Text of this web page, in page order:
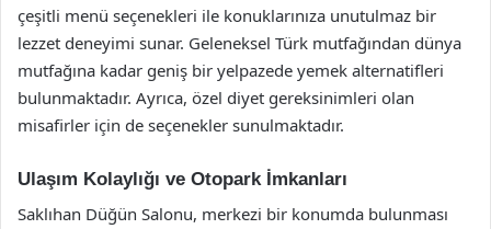
çeşitli menü seçenekleri ile konuklarınıza unutulmaz bir
lezzet deneyimi sunar. Geleneksel Türk mutfağından dünya
mutfağına kadar geniş bir yelpazede yemek alternatifleri
bulunmaktadır. Ayrıca, özel diyet gereksinimleri olan
misafirler için de seçenekler sunulmaktadır.
Ulaşım Kolaylığı ve Otopark İmkanları
Saklıhan Düğün Salonu, merkezi bir konumda bulunması